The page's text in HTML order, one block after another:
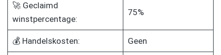
🚀 Geclaimd
winstpercentage:
75%
💰 Handelskosten: Geen